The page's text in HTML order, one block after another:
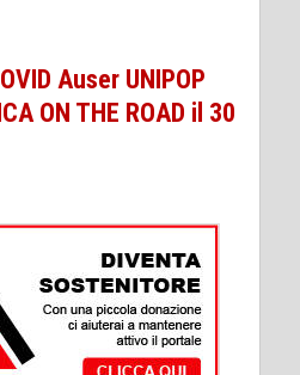
Auser UNIPOP
ON THE ROAD il 30